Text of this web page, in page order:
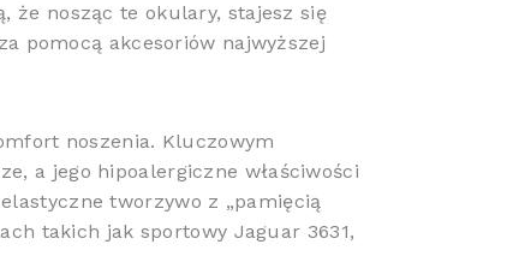
że nosząc te okulary, stajesz się
pomocą akcesoriów najwyższej
noszenia. Kluczowym
a jego hipoalergiczne właściwości
tworzywo z „pamięcią
takich jak sportowy Jaguar 3631,